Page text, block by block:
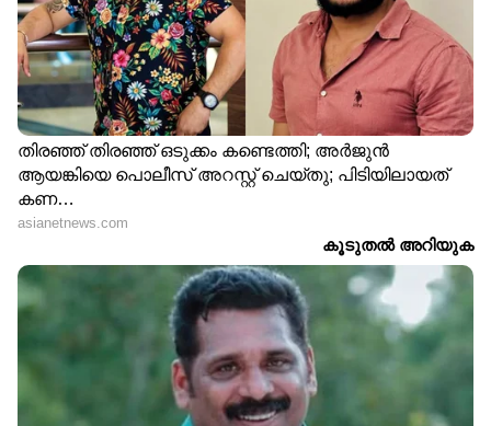
ഒഴിയാതെ കുട്ടനാട്ടുകാര്‍; വെള്ളം
ഇറങ്ങാൻ ഇനിയും സമയമെടുക്കും
News@1PM | ഒരുമണി വാർത്ത
വിശദമായി | 08 August 2026